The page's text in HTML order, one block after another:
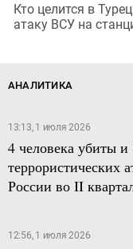
Кто целится в
атаку ВСУ на
АНАЛИТИКА
13:13, 1 июля 2026
4 человека убиты
террористических
России во II
12:56, 1 июля 2026